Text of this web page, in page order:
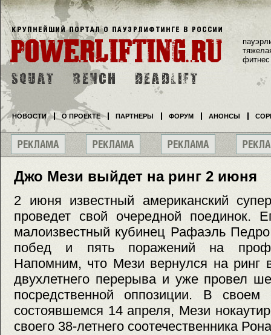
Джо Мези выйдет на ринг 2 июня
2 июня известный американский
проведет свой очередной поединок.
малоизвестный кубинец Рафаэль
побед и пять поражений на
Напомним, что Мези вернулся на ринг
двухлетнего перерыва и уже провел
посредственной оппозиции. В своем
состоявшемся 14 апреля, Мези
своего 38-летнего соотечественника
фитнес
НОВОСТИ О ПРОЕКТЕ ПАРТНЕРЫ ФОРУМ АНОНСЫ